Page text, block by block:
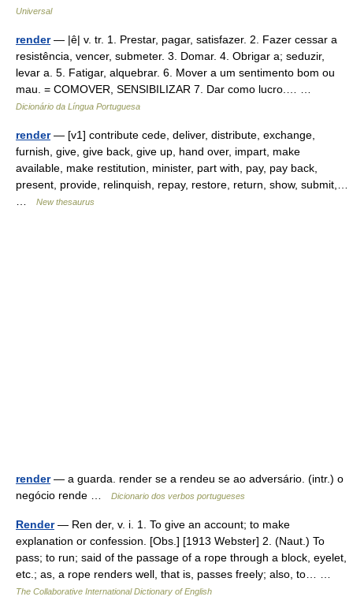
Universal
render— |ê| v. tr. 1. Prestar, pagar, satisfazer. 2. Fazer cessar a
resistência, vencer, submeter. 3. Domar. 4. Obrigar a; seduzir,
levar a. 5. Fatigar, alquebrar. 6. Mover a um sentimento bom ou
mau. = COMOVER, SENSIBILIZAR 7. Dar como lucro.… …
Dicionário da Língua Portuguesa
render— [v1] contribute cede, deliver, distribute, exchange,
furnish, give, give back, give up, hand over, impart, make
available, make restitution, minister, part with, pay, pay back,
present, provide, relinquish, repay, restore, return, show, submit,…
New thesaurus
render— a guarda. render se a rendeu se ao adversário. (intr.) o
negócio rende …
Dicionario dos verbos portugueses
Render— Ren der, v. i. 1. To give an account; to make
explanation or confession. [Obs.] [1913 Webster] 2. (Naut.) To
pass; to run; said of the passage of a rope through a block, eyelet,
etc.; as, a rope renders well, that is, passes freely; also, to… …
The Collaborative International Dictionary of English